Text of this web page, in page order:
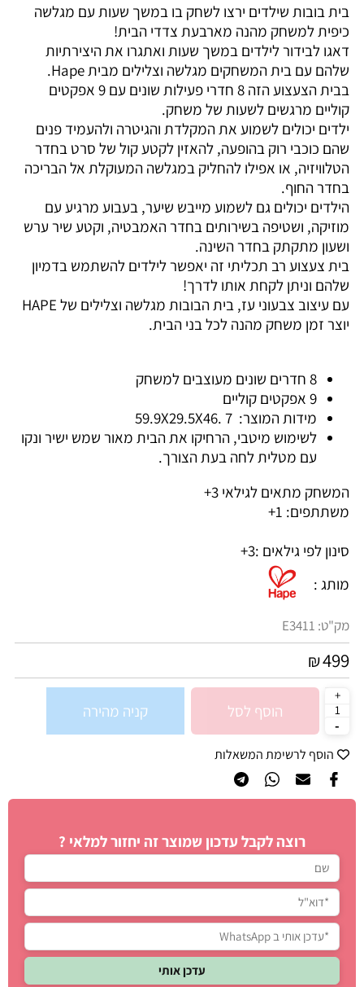
בית בובות שילדים ירצו לשחק בו במשך שעות עם מגלשה
כיפית למשחק מהנה מארבעת צדדי הבית!
דאגו לבידור לילדים במשך שעות ואתגרו את היצירתיות
שלהם עם בית המשחקים מגלשה וצלילים מבית Hape.
בבית הצעצוע הזה 8 חדרי פעילות שונים עם 9 אפקטים
קוליים מרגשים לשעות של משחק.
ילדים יכולים לשמוע את המקלדת והגיטרה ולהעמיד פנים
שהם כוכבי רוק בהופעה, להאזין לקטע קול של סרט בחדר
הטלוויזיה, או אפילו להחליק במגלשה המעוקלת אל הבריכה
בחדר החוף.
הילדים יכולים גם לשמוע מייבש שיער, בעבוע מרגיע עם
מוזיקה, ושטיפה בשירותים בחדר האמבטיה, וקטע שיר ערש
ושעון מתקתק בחדר השינה.
בית צעצוע רב תכליתי זה יאפשר לילדים להשתמש בדמיון
שלהם וניתן לקחת אותו לדרך!
עם עיצוב צבעוני עז, בית הבובות מגלשה וצלילים של HAPE
יוצר זמן משחק מהנה לכל בני הבית.
8 חדרים שונים מעוצבים למשחק
9 אפקטים קוליים
מידות המוצר: 7
.59.9X29.5X46
לשימוש מיטבי, הרחיקו את הבית מאור שמש ישיר ונקו
עם מטלית לחה בעת הצורך.
המשחק מתאים לגילאי 3+
משתתפים: 1+
סינון לפי גילאים :3+
מותג :
מק"ט: E3411
₪499
הוסף לסל קניה מהירה
הוסף לרשימת המשאלות
רוצה לקבל עדכון שמוצר זה יחזור למלאי ?